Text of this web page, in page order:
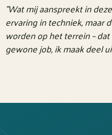
"Wat mij aanspreekt in
ervaring in techniek, maar
worden op het terrein –
gewone job, ik maak deel